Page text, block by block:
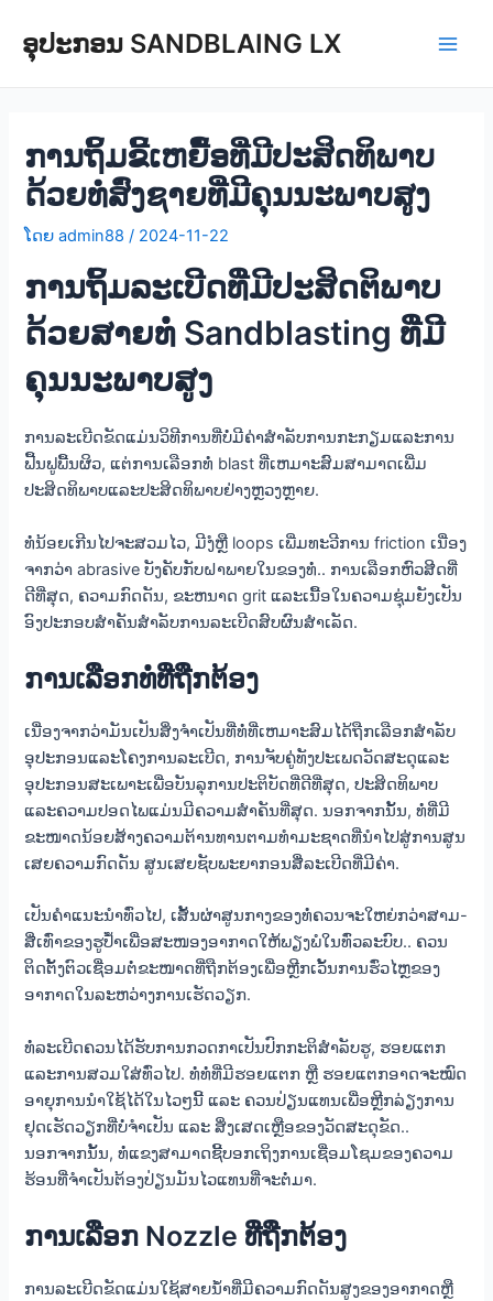
ອຸປະກອນ SANDBLAING LX
ການຖິ້ມຂີ້ເຫຍື້ອທີ່ມີປະສິດທິພາບ
ດ້ວຍທໍ່ສົ່ງຊາຍທີ່ມີຄຸນນະພາບສູງ
ໂດຍadmin88/ 2024-11-22
ການຖິ້ມລະເບີດທີ່ມີປະສິດຕິພາບ
ດ້ວຍສາຍທໍ່ Sandblasting ທີ່ມີ
ຄຸນນະພາບສູງ
ການລະເບີດຂັດແມ່ນວິທີການທີ່ບໍ່ມີຄ່າສໍາລັບການກະກຽມແລະການ
ຟື້ນຟູພື້ນຜິວ, ແຕ່ການເລືອກທໍ່ blast ທີ່ເຫມາະສົມສາມາດເພີ່ມ
ປະສິດທິພາບແລະປະສິດທິພາບຢ່າງຫຼວງຫຼາຍ.
ທໍ່ນ້ອຍເກີນໄປຈະສວມໄວ, ມີງໍຫຼື loops ເພີ່ມທະວີການ friction ເນື່ອງ
ຈາກວ່າ abrasive ບັງຄັບກັບຝາພາຍໃນຂອງທໍ່.. ການເລືອກຫົວສີດທີ່
ດີທີ່ສຸດ, ຄວາມກົດດັນ, ຂະ​ຫນາດ grit ແລະ​ເນື້ອ​ໃນ​ຄວາມ​ຊຸ່ມ​ຍັງ​ເປັນ​
ອົງ​ປະ​ກອບ​ສໍາ​ຄັນ​ສໍາ​ລັບ​ການ​ລະ​ເບີດ​ສົບ​ຜົນ​ສໍາ​ເລັດ​.
ການເລືອກທໍ່ທີ່ຖືກຕ້ອງ
ເນື່ອງຈາກວ່າມັນເປັນສິ່ງຈໍາເປັນທີ່ທໍ່ທີ່ເຫມາະສົມໄດ້ຖືກເລືອກສໍາລັບ
ອຸປະກອນແລະໂຄງການລະເບີດ, ການຈັບຄູ່ທັງປະເພດວັດສະດຸແລະ
ອຸປະກອນສະເພາະເພື່ອບັນລຸການປະຕິບັດທີ່ດີທີ່ສຸດ, ປະສິດທິພາບ
ແລະຄວາມປອດໄພແມ່ນມີຄວາມສຳຄັນທີ່ສຸດ. ນອກຈາກນັ້ນ, ທໍ່ທີ່ມີ
ຂະໜາດນ້ອຍສ້າງຄວາມຕ້ານທານຕາມທຳມະຊາດທີ່ນຳໄປສູ່ການສູນ
ເສຍຄວາມກົດດັນ ສູນເສຍຊັບພະຍາກອນສື່ລະເບີດທີ່ມີຄ່າ.
ເປັນຄໍາແນະນໍາທົ່ວໄປ, ເສັ້ນຜ່າສູນກາງຂອງທໍ່ຄວນຈະໃຫຍ່ກວ່າສາມ-
ສີ່ເທົ່າຂອງຮູປ້ຳເພື່ອສະໜອງອາກາດໃຫ້ພຽງພໍໃນທົ່ວລະບົບ.. ຄວນ
ຕິດຕັ້ງຕົວເຊື່ອມຕໍ່ຂະໜາດທີ່ຖືກຕ້ອງເພື່ອຫຼີກເວັ້ນການຮົ່ວໄຫຼຂອງ
ອາກາດໃນລະຫວ່າງການເຮັດວຽກ.
ທໍ່ລະເບີດຄວນໄດ້ຮັບການກວດກາເປັນປົກກະຕິສໍາລັບຮູ, ຮອຍແຕກ
ແລະການສວມໃສ່ທົ່ວໄປ. ທໍ່ທໍ່ທີ່ມີຮອຍແຕກ ຫຼື ຮອຍແຕກອາດຈະໝົດ
ອາຍຸການນຳໃຊ້ໄດ້ໃນໄວໆນີ້ ແລະ ຄວນປ່ຽນແທນເພື່ອຫຼີກລ່ຽງການ
ຢຸດເຮັດວຽກທີ່ບໍ່ຈຳເປັນ ແລະ ສິ່ງເສດເຫຼືອຂອງວັດສະດຸຂັດ..
ນອກຈາກນັ້ນ, ທໍ່ແຂງສາມາດຊີ້ບອກເຖິງການເຊື່ອມໂຊມຂອງຄວາມ
ຮ້ອນທີ່ຈໍາເປັນຕ້ອງປ່ຽນມັນໄວແທນທີ່ຈະຕໍ່ມາ.
ການເລືອກ Nozzle ທີ່ຖືກຕ້ອງ
ການລະເບີດຂັດແມ່ນໃຊ້ສາຍນ້ໍາທີ່ມີຄວາມກົດດັນສູງຂອງອາກາດຫຼື